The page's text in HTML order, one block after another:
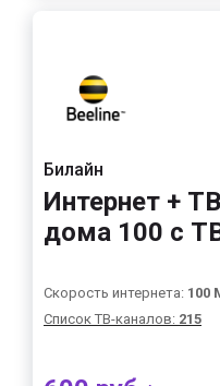
Билайн
Интернет +
дома 100 с
Скорость интернета: 100
Список ТВ-каналов: 215